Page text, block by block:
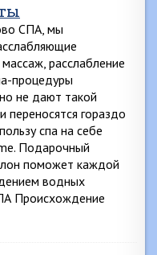
СПА, мы
расслабление
процедуры
не дают такой
переносятся гораздо
спа на себе
Подарочный
поможет каждой
водных
Происхождение